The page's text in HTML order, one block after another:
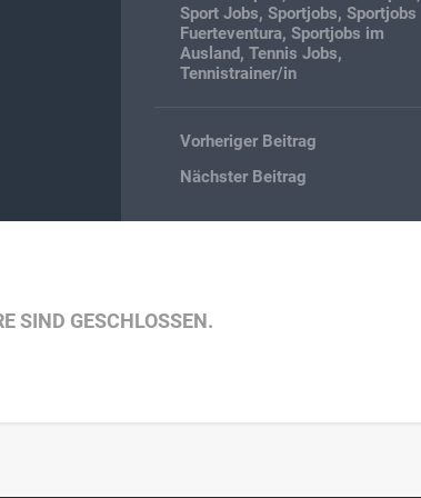
Sport Jobs,Sportjobs,Sportjobs
Fuerteventura,Sportjobs im
Ausland,Tennis Jobs,
Tennistrainer/in
Vorheriger Beitrag
Nächster Beitrag
SIND GESCHLOSSEN.